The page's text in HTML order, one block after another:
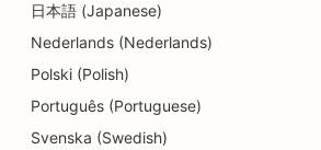
SEO para clientes
SEO para serviços de dermoabrasão
SEO para lojas de detalhes
日本語 (Japanese)
Nederlands (Nederlands)
Polski (Polish)
Português (Portuguese)
Svenska (Swedish)